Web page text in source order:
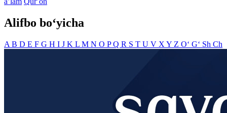
Alifbo bo‘yicha
A B D E F G H I J K L M N O PQ R S T U V X Y Z O‘ G‘ Sh Ch